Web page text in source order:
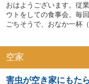
おはようございます。従
ウトをしての食事会。毎
ごちそうで、おなか一杯
空家
害虫が空き家にもた